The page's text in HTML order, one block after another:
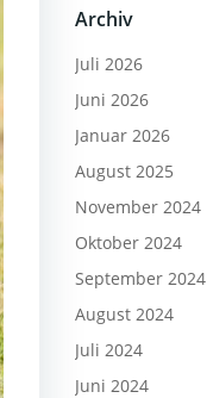
Archiv
Juli 2026
Juni 2026
Januar 2026
August 2025
November 2024
Oktober 2024
September 2024
August 2024
Juli 2024
Juni 2024